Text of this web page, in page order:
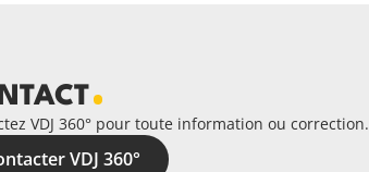
VDJ 360° pour toute information ou correction.
VDJ 360°